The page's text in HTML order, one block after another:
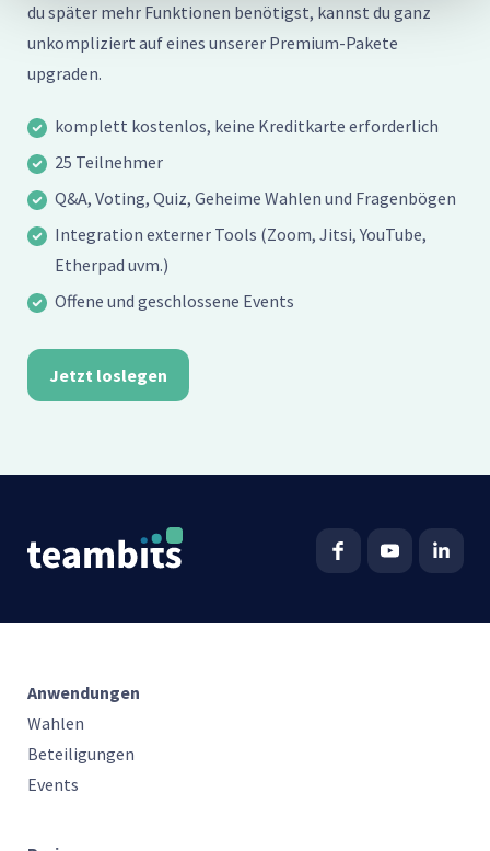
du später mehr Funktionen benötigst, kannst du ganz
unkompliziert auf eines unserer Premium-Pakete
upgraden.
komplett kostenlos, keine Kreditkarte erforderlich
25 Teilnehmer
Q&A, Voting, Quiz, Geheime Wahlen und Fragenbögen
Integration externer Tools (Zoom, Jitsi, YouTube,
Etherpad uvm.)
Offene und geschlossene Events
Jetzt loslegen
Anwendungen
Wahlen
Beteiligungen
Events